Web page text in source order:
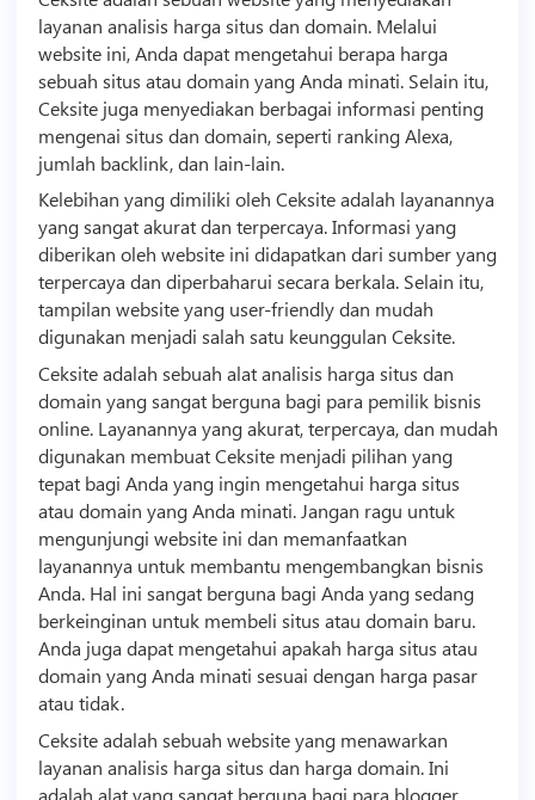
layanan analisis harga situs dan domain. Melalui
website ini, Anda dapat mengetahui berapa harga
sebuah situs atau domain yang Anda minati. Selain itu,
Ceksite juga menyediakan berbagai informasi penting
mengenai situs dan domain, seperti ranking Alexa,
jumlah backlink, dan lain-lain.
Kelebihan yang dimiliki oleh Ceksite adalah layanannya
yang sangat akurat dan terpercaya. Informasi yang
diberikan oleh website ini didapatkan dari sumber yang
terpercaya dan diperbaharui secara berkala. Selain itu,
tampilan website yang user-friendly dan mudah
digunakan menjadi salah satu keunggulan Ceksite.
Ceksite adalah sebuah alat analisis harga situs dan
domain yang sangat berguna bagi para pemilik bisnis
online. Layanannya yang akurat, terpercaya, dan mudah
digunakan membuat Ceksite menjadi pilihan yang
tepat bagi Anda yang ingin mengetahui harga situs
atau domain yang Anda minati. Jangan ragu untuk
mengunjungi website ini dan memanfaatkan
layanannya untuk membantu mengembangkan bisnis
Anda. Hal ini sangat berguna bagi Anda yang sedang
berkeinginan untuk membeli situs atau domain baru.
Anda juga dapat mengetahui apakah harga situs atau
domain yang Anda minati sesuai dengan harga pasar
atau tidak.
Ceksite adalah sebuah website yang menawarkan
layanan analisis harga situs dan harga domain. Ini
adalah alat yang sangat berguna bagi para blogger,